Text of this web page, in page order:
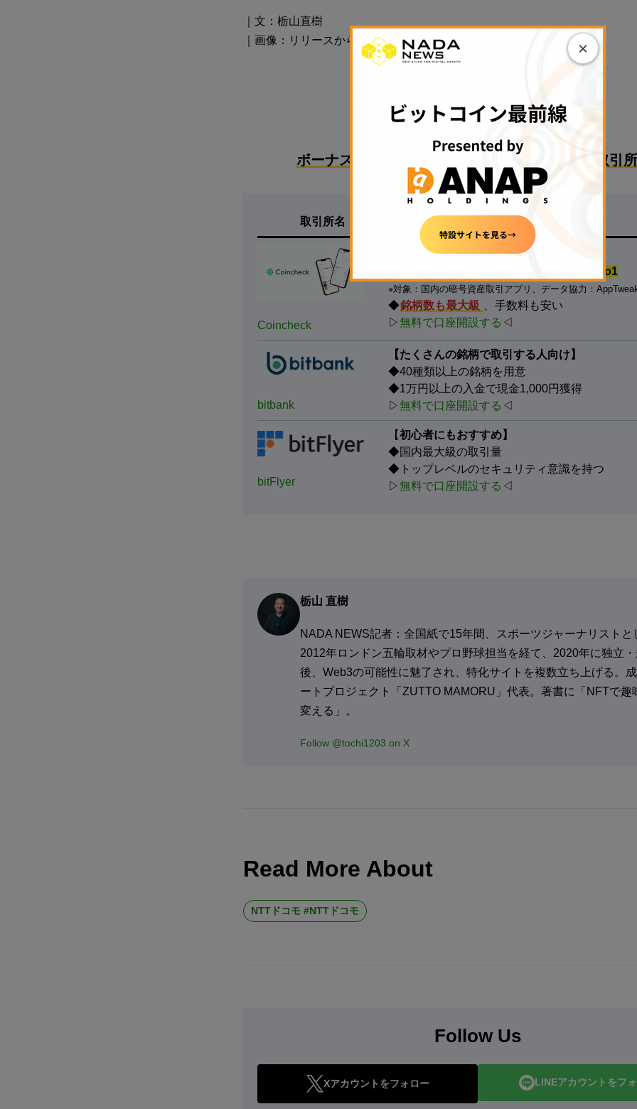
｜文：栃山直樹
｜画像：リリースから
PR
ボーナスで始めるのにおすすめな国内暗号資産取引
取引所名 特徴
Coincheck
500円の少額投資から試せる！】
国内の暗号資産アプリダウンロード数.No1
※対象：国内の暗号資産取引アプリ、データ協力：
◆銘柄数も最大級
、手数料も安い
▷無料で口座開設する ◁
bitbank
【たくさんの銘柄で取引する人向け】
◆40種類以上の銘柄を用意
◆1万円以上の入金で現金1,000円獲得
▷無料で口座開設する ◁
bitFlyer
【初心者にもおすすめ】
◆国内最大級の取引量
◆トップレベルのセキュリティ意識を持つ
▷無料で口座開設する ◁
栃山 直樹
NADA NEWS記者：全国紙で15年間、スポーツジャーナリストと
2012年ロンドン五輪取材やプロ野球担当を経て、2020年に独立
後、Web3の可能性に魅了され、特化サイトを複数立ち上げる。
ートプロジェクト「ZUTTO MAMORU」代表。著書に「NFTで趣
変える」。
Follow @tochi1203 on X
Read More About
NTTドコモ #NTTドコモ
Follow Us
Xアカウントをフォロー LINEアカウントをフ
×